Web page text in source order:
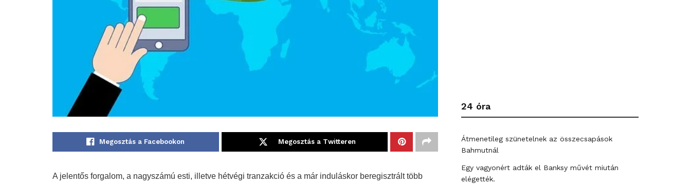
Megosztás a Facebookon Megosztás a Twitteren
A jelentős forgalom, a nagyszámú esti, illetve hétvégi tranzakció és a már induláskor beregisztrált több
24 óra
Átmenetileg szünetelnek az összecsapások
Bahmutnál
Egy vagyonért adták el Banksy művét miután
elégették.